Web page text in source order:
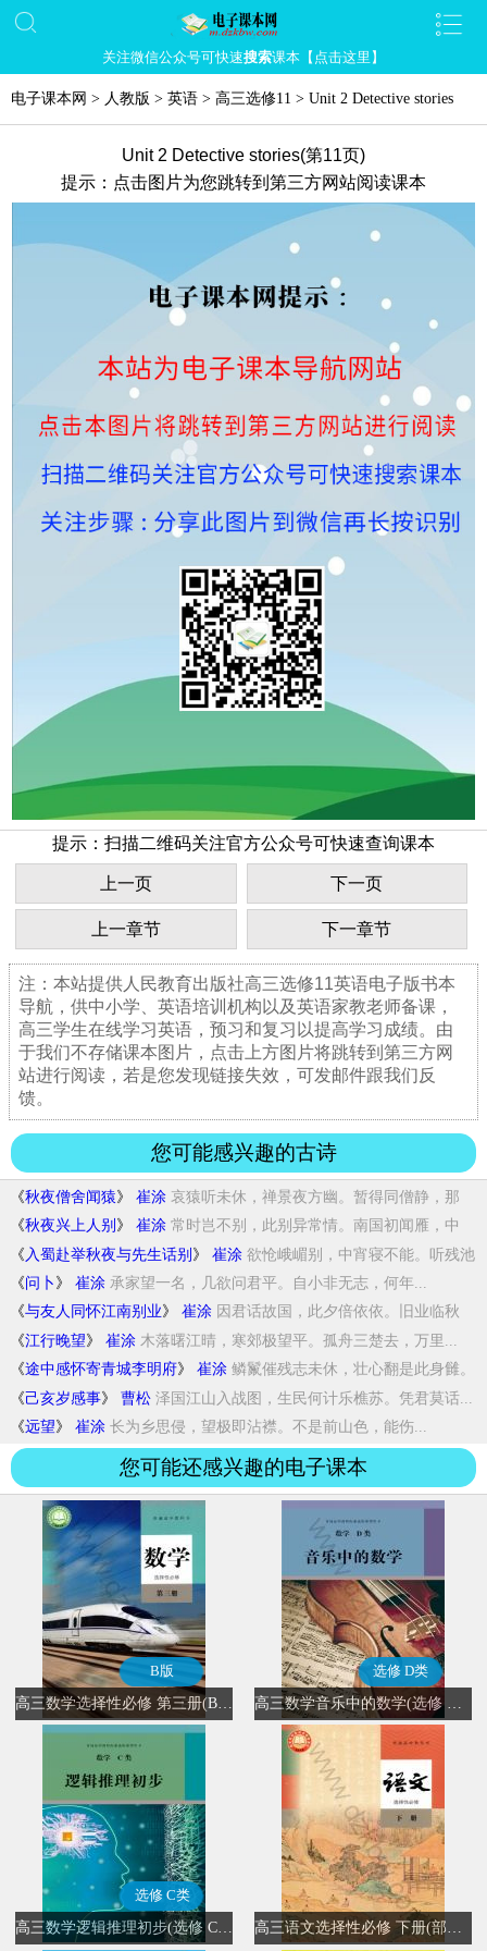
关注微信公众号可快速搜索课本【点击这里】
电子课本网 > 人教版 > 英语 > 高三选修11 > Unit 2 Detective stories
Unit 2 Detective stories(第11页)
提示：点击图片为您跳转到第三方网站阅读课本
提示：扫描二维码关注官方公众号可快速查询课本
上一页 下一页
上一章节 下一章节
注：本站提供人民教育出版社高三选修11英语电子版书本
导航，供中小学、英语培训机构以及英语家教老师备课，
高三学生在线学习英语，预习和复习以提高学习成绩。由
于我们不存储课本图片，点击上方图片将跳转到第三方网
站进行阅读，若是您发现链接失效，可发邮件跟我们反
馈。
您可能感兴趣的古诗
《秋夜僧舍闻猿》 崔涂 哀猿听未休，禅景夜方幽。暂得同僧静，那
能...
《秋夜兴上人别 》 崔涂 常时岂不别，此别异常情。南国初闻雁，中
原...
《 入蜀赴举秋夜与先生话别 》 崔涂 欲怆峨嵋别，中宵寝不能。听残池
上雨，吟尽...
《问卜 》 崔涂 承家望一名，几欲问君平。自小非无志，何年...
《与友人同怀江南别业》 崔涂 因君话故国，此夕倍依依。旧业临秋
水，何人...
《江行晚望》 崔涂 木落曙江晴，寒郊极望平。孤舟三楚去，万里...
《途中感怀寄青城李明府》 崔涂 鳞鬣催残志未休，壮心翻是此身雠。
并闻寒雨...
《己亥岁感事》 曹松 泽国江山入战图，生民何计乐樵苏。凭君莫话...
《远望》 崔涂 长为乡思侵，望极即沾襟。不是前山色，能伤...
您可能还感兴趣的电子课本
B版
选修 D类
选修 C类
高三数学逻辑推理初步(选修 C类)
高三语文选择性必修 下册(部编版)